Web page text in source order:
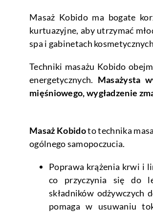
Masaż Kobido ma bogate
kurtuazyjne, aby utrzymać
spa i gabinetach
Techniki masażu Kobido
energetycznych. Masażysta
mięśniowego, wygładzenie
Masaż Kobidoto technika
ogólnego samopoczucia.
Poprawa krążenia krwi i
co przyczynia się do
składników odżywczych
pomaga w usuwaniu